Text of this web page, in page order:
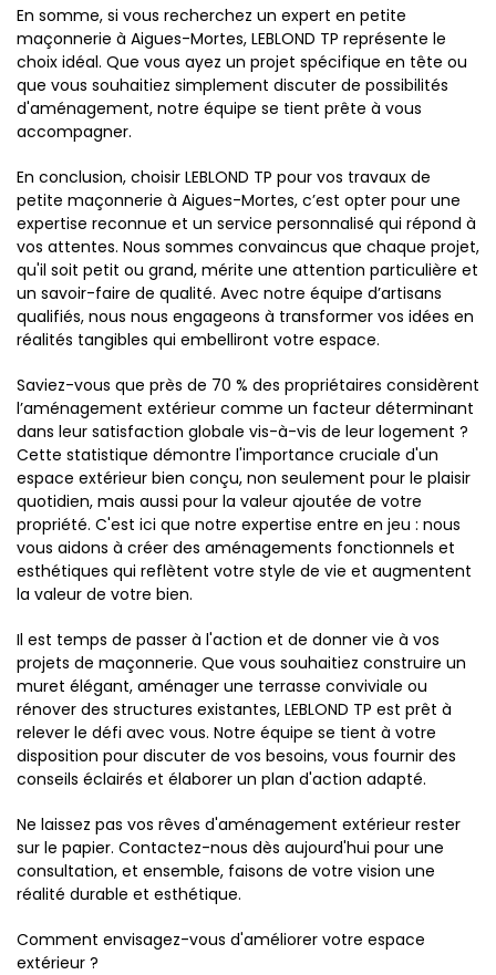
En somme, si vous recherchez un expert en petite
maçonnerie à Aigues-Mortes, LEBLOND TP représente le
choix idéal. Que vous ayez un projet spécifique en tête ou
que vous souhaitiez simplement discuter de possibilités
d'aménagement, notre équipe se tient prête à vous
accompagner.
En conclusion, choisir LEBLOND TP pour vos travaux de
petite maçonnerie à Aigues-Mortes, c’est opter pour une
expertise reconnue et un service personnalisé qui répond à
vos attentes. Nous sommes convaincus que chaque projet,
qu'il soit petit ou grand, mérite une attention particulière et
un savoir-faire de qualité. Avec notre équipe d’artisans
qualifiés, nous nous engageons à transformer vos idées en
réalités tangibles qui embelliront votre espace.
Saviez-vous que près de 70 % des propriétaires considèrent
l’aménagement extérieur comme un facteur déterminant
dans leur satisfaction globale vis-à-vis de leur logement ?
Cette statistique démontre l'importance cruciale d'un
espace extérieur bien conçu, non seulement pour le plaisir
quotidien, mais aussi pour la valeur ajoutée de votre
propriété. C'est ici que notre expertise entre en jeu : nous
vous aidons à créer des aménagements fonctionnels et
esthétiques qui reflètent votre style de vie et augmentent
la valeur de votre bien.
Il est temps de passer à l'action et de donner vie à vos
projets de maçonnerie. Que vous souhaitiez construire un
muret élégant, aménager une terrasse conviviale ou
rénover des structures existantes, LEBLOND TP est prêt à
relever le défi avec vous. Notre équipe se tient à votre
disposition pour discuter de vos besoins, vous fournir des
conseils éclairés et élaborer un plan d'action adapté.
Ne laissez pas vos rêves d'aménagement extérieur rester
sur le papier. Contactez-nous dès aujourd'hui pour une
consultation, et ensemble, faisons de votre vision une
réalité durable et esthétique.
Comment envisagez-vous d'améliorer votre espace
extérieur ?